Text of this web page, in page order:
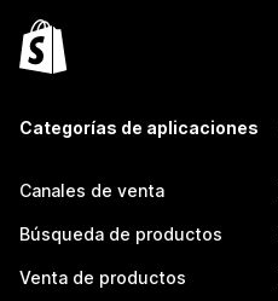
Categorías de aplicaciones
Canales de venta
Búsqueda de productos
Venta de productos